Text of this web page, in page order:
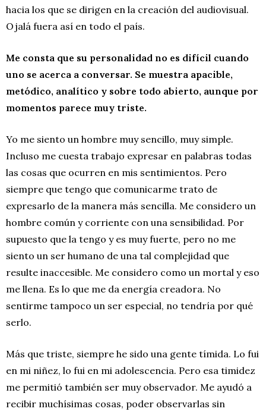
hacia los que se dirigen en la creación del audiovisual.
Ojalá fuera así en todo el país.
Me consta que su personalidad no es difícil cuando
uno se acerca a conversar. Se muestra apacible,
metódico, analítico y sobre todo abierto, aunque por
momentos parece muy triste.
Yo me siento un hombre muy sencillo, muy simple.
Incluso me cuesta trabajo expresar en palabras todas
las cosas que ocurren en mis sentimientos. Pero
siempre que tengo que comunicarme trato de
expresarlo de la manera más sencilla. Me considero un
hombre común y corriente con una sensibilidad. Por
supuesto que la tengo y es muy fuerte, pero no me
siento un ser humano de una tal complejidad que
resulte inaccesible. Me considero como un mortal y eso
me llena. Es lo que me da energía creadora. No
sentirme tampoco un ser especial, no tendría por qué
serlo.
Más que triste, siempre he sido una gente tímida. Lo fui
en mi niñez, lo fui en mi adolescencia. Pero esa timidez
me permitió también ser muy observador. Me ayudó a
recibir muchísimas cosas, poder observarlas sin